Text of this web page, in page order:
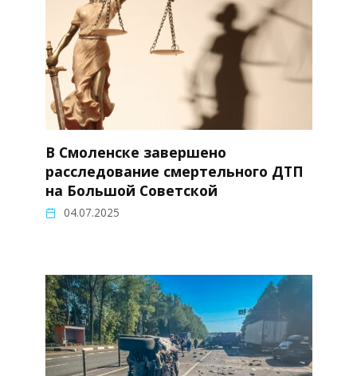
В Смоленске завершено
расследование смертельного ДТП
на Большой Советской
04.07.2025